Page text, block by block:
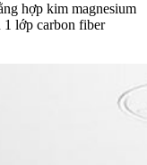
hợp kim magnesium
1 lớp carbon fiber